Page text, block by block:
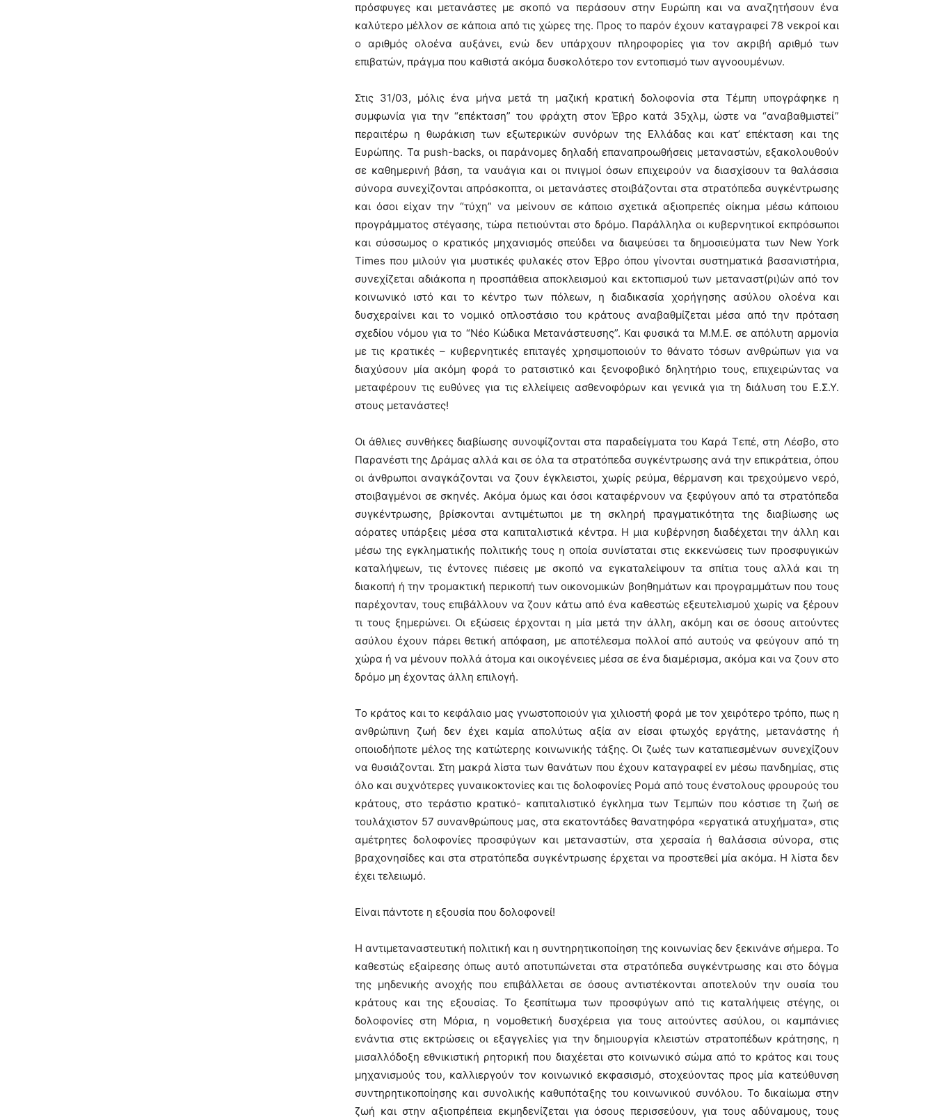
πρόσφυγες και μετανάστες με σκοπό να περάσουν στην Ευρώπη και να αναζητήσουν ένα
καλύτερο μέλλον σε κάποια από τις χώρες της. Προς το παρόν έχουν καταγραφεί 78 νεκροί και
ο αριθμός ολοένα αυξάνει, ενώ δεν υπάρχουν πληροφορίες για τον ακριβή αριθμό των
επιβατών, πράγμα που καθιστά ακόμα δυσκολότερο τον εντοπισμό των αγνοουμένων.
Στις 31/03, μόλις ένα μήνα μετά τη μαζική κρατική δολοφονία στα Τέμπη υπογράφηκε η
συμφωνία για την “επέκταση” του φράχτη στον Έβρο κατά 35χλμ, ώστε να “αναβαθμιστεί”
περαιτέρω η θωράκιση των εξωτερικών συνόρων της Ελλάδας και κατ’ επέκταση και της
Ευρώπης. Τα push-backs, οι παράνομες δηλαδή επαναπροωθήσεις μεταναστών, εξακολουθούν
σε καθημερινή βάση, τα ναυάγια και οι πνιγμοί όσων επιχειρούν να διασχίσουν τα θαλάσσια
σύνορα συνεχίζονται απρόσκοπτα, οι μετανάστες στοιβάζονται στα στρατόπεδα συγκέντρωσης
και όσοι είχαν την “τύχη” να μείνουν σε κάποιο σχετικά αξιοπρεπές οίκημα μέσω κάποιου
προγράμματος στέγασης, τώρα πετιούνται στο δρόμο. Παράλληλα οι κυβερνητικοί εκπρόσωποι
και σύσσωμος ο κρατικός μηχανισμός σπεύδει να διαψεύσει τα δημοσιεύματα των New York
Times που μιλούν για μυστικές φυλακές στον Έβρο όπου γίνονται συστηματικά βασανιστήρια,
συνεχίζεται αδιάκοπα η προσπάθεια αποκλεισμού και εκτοπισμού των μεταναστ(ρι)ών από τον
κοινωνικό ιστό και το κέντρο των πόλεων, η διαδικασία χορήγησης ασύλου ολοένα και
δυσχεραίνει και το νομικό οπλοστάσιο του κράτους αναβαθμίζεται μέσα από την πρόταση
σχεδίου νόμου για το “Νέο Κώδικα Μετανάστευσης”. Και φυσικά τα Μ.Μ.Ε. σε απόλυτη αρμονία
με τις κρατικές – κυβερνητικές επιταγές χρησιμοποιούν το θάνατο τόσων ανθρώπων για να
διαχύσουν μία ακόμη φορά το ρατσιστικό και ξενοφοβικό δηλητήριο τους, επιχειρώντας να
μεταφέρουν τις ευθύνες για τις ελλείψεις ασθενοφόρων και γενικά για τη διάλυση του Ε.Σ.Υ.
στους μετανάστες!
Οι άθλιες συνθήκες διαβίωσης συνοψίζονται στα παραδείγματα του Καρά Τεπέ, στη Λέσβο, στο
Παρανέστι της Δράμας αλλά και σε όλα τα στρατόπεδα συγκέντρωσης ανά την επικράτεια, όπου
οι άνθρωποι αναγκάζονται να ζουν έγκλειστοι, χωρίς ρεύμα, θέρμανση και τρεχούμενο νερό,
στοιβαγμένοι σε σκηνές. Ακόμα όμως και όσοι καταφέρνουν να ξεφύγουν από τα στρατόπεδα
συγκέντρωσης, βρίσκονται αντιμέτωποι με τη σκληρή πραγματικότητα της διαβίωσης ως
αόρατες υπάρξεις μέσα στα καπιταλιστικά κέντρα. Η μια κυβέρνηση διαδέχεται την άλλη και
μέσω της εγκληματικής πολιτικής τους η οποία συνίσταται στις εκκενώσεις των προσφυγικών
καταλήψεων, τις έντονες πιέσεις με σκοπό να εγκαταλείψουν τα σπίτια τους αλλά και τη
διακοπή ή την τρομακτική περικοπή των οικονομικών βοηθημάτων και προγραμμάτων που τους
παρέχονταν, τους επιβάλλουν να ζουν κάτω από ένα καθεστώς εξευτελισμού χωρίς να ξέρουν
τι τους ξημερώνει. Οι εξώσεις έρχονται η μία μετά την άλλη, ακόμη και σε όσους αιτούντες
ασύλου έχουν πάρει θετική απόφαση, με αποτέλεσμα πολλοί από αυτούς να φεύγουν από τη
χώρα ή να μένουν πολλά άτομα και οικογένειες μέσα σε ένα διαμέρισμα, ακόμα και να ζουν στο
δρόμο μη έχοντας άλλη επιλογή.
Το κράτος και το κεφάλαιο μας γνωστοποιούν για χιλιοστή φορά με τον χειρότερο τρόπο, πως η
ανθρώπινη ζωή δεν έχει καμία απολύτως αξία αν είσαι φτωχός εργάτης, μετανάστης ή
οποιοδήποτε μέλος της κατώτερης κοινωνικής τάξης. Οι ζωές των καταπιεσμένων συνεχίζουν
να θυσιάζονται. Στη μακρά λίστα των θανάτων που έχουν καταγραφεί εν μέσω πανδημίας, στις
όλο και συχνότερες γυναικοκτονίες και τις δολοφονίες Ρομά από τους ένστολους φρουρούς του
κράτους, στο τεράστιο κρατικό- καπιταλιστικό έγκλημα των Τεμπών που κόστισε τη ζωή σε
τουλάχιστον 57 συνανθρώπους μας, στα εκατοντάδες θανατηφόρα «εργατικά ατυχήματα», στις
αμέτρητες δολοφονίες προσφύγων και μεταναστών, στα χερσαία ή θαλάσσια σύνορα, στις
βραχονησίδες και στα στρατόπεδα συγκέντρωσης έρχεται να προστεθεί μία ακόμα. Η λίστα δεν
έχει τελειωμό.
Είναι πάντοτε η εξουσία που δολοφονεί!
Η αντιμεταναστευτική πολιτική και η συντηρητικοποίηση της κοινωνίας δεν ξεκινάνε σήμερα. Το
καθεστώς εξαίρεσης όπως αυτό αποτυπώνεται στα στρατόπεδα συγκέντρωσης και στο δόγμα
της μηδενικής ανοχής που επιβάλλεται σε όσους αντιστέκονται αποτελούν την ουσία του
κράτους και της εξουσίας. Το ξεσπίτωμα των προσφύγων από τις καταλήψεις στέγης, οι
δολοφονίες στη Μόρια, η νομοθετική δυσχέρεια για τους αιτούντες ασύλου, οι καμπάνιες
ενάντια στις εκτρώσεις οι εξαγγελίες για την δημιουργία κλειστών στρατοπέδων κράτησης, η
μισαλλόδοξη εθνικιστική ρητορική που διαχέεται στο κοινωνικό σώμα από το κράτος και τους
μηχανισμούς του, καλλιεργούν τον κοινωνικό εκφασισμό, στοχεύοντας προς μία κατεύθυνση
συντηρητικοποίησης και συνολικής καθυπόταξης του κοινωνικού συνόλου. Το δικαίωμα στην
ζωή και στην αξιοπρέπεια εκμηδενίζεται για όσους περισσεύουν, για τους αδύναμους, τους